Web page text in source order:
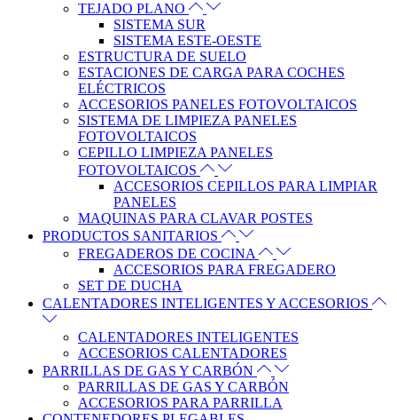
TEJADO PLANO
SISTEMA SUR
SISTEMA ESTE-OESTE
ESTRUCTURA DE SUELO
ESTACIONES DE CARGA PARA COCHES
ELÉCTRICOS
ACCESORIOS PANELES FOTOVOLTAICOS
SISTEMA DE LIMPIEZA PANELES
FOTOVOLTAICOS
CEPILLO LIMPIEZA PANELES
FOTOVOLTAICOS
ACCESORIOS CEPILLOS PARA LIMPIAR
PANELES
MAQUINAS PARA CLAVAR POSTES
PRODUCTOS SANITARIOS
FREGADEROS DE COCINA
ACCESORIOS PARA FREGADERO
SET DE DUCHA
CALENTADORES INTELIGENTES Y ACCESORIOS
CALENTADORES INTELIGENTES
ACCESORIOS CALENTADORES
PARRILLAS DE GAS Y CARBÓN
PARRILLAS DE GAS Y CARBÓN
ACCESORIOS PARA PARRILLA